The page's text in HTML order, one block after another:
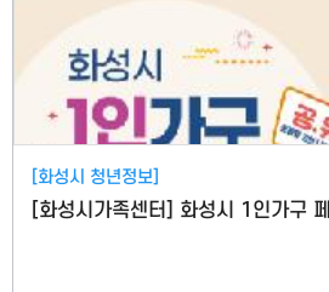
[화성시 청년정보]
[화성시가족센터] 화성시 1인가구